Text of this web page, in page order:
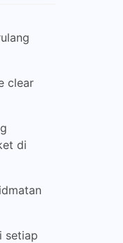
clear
di
setiap